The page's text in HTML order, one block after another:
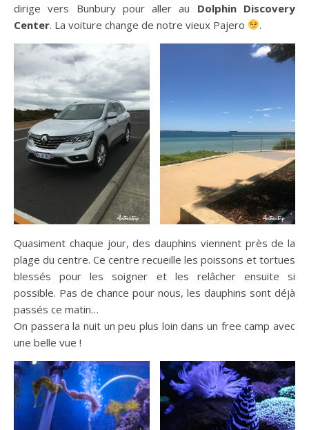
dirige vers Bunbury pour aller au Dolphin Discovery
Center. La voiture change de notre vieux Pajero .
Quasiment chaque jour, des dauphins viennent près de la
plage du centre. Ce centre recueille les poissons et tortues
blessés pour les soigner et les relâcher ensuite si
possible. Pas de chance pour nous, les dauphins sont déjà
passés ce matin…
On passera la nuit un peu plus loin dans un free camp avec
une belle vue !